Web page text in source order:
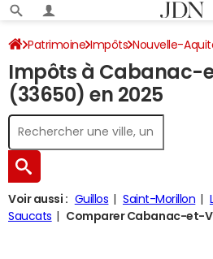
Patrimoine Impôts Nouvelle-
Cabanac-et-Villagrains Impôt sur le
Impôts à Cabanac-
(33650) en 2025
Voir aussi : Guillos Saint-Morillon
Saucats
Comparer Cabanac-et-